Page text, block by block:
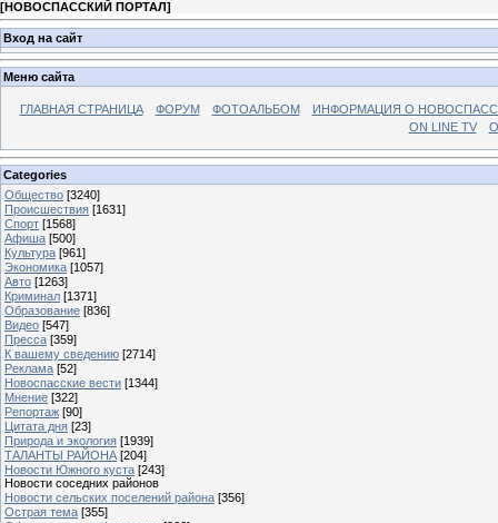
[НОВОСПАССКИЙ ПОРТАЛ]
Вход на сайт
Меню сайта
ГЛАВНАЯ СТРАНИЦА ФОРУМ ФОТОАЛЬБОМ
ИНФОРМАЦИЯ О
ON LINE TV
Categories
Общество [3240]
Происшествия [1631]
Спорт [1568]
Афиша [500]
Культура [961]
Экономика [1057]
Авто [1263]
Криминал [1371]
Образование [836]
Видео [547]
Пресса [359]
К вашему сведению [2714]
Реклама [52]
Новоспасские вести [1344]
Мнение [322]
Репортаж [90]
Цитата дня [23]
Природа и экология [1939]
ТАЛАНТЫ РАЙОНА [204]
Новости Южного куста [243]
Новости соседних районов
Новости сельских поселений района [356]
Острая тема [355]